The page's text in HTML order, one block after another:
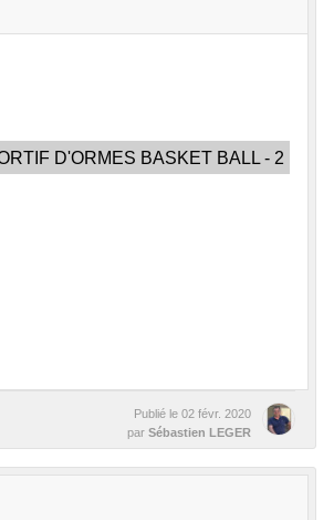
D'ORMES BASKET BALL - 2
Publié le 02 févr. 2020
par Sébastien LEGER